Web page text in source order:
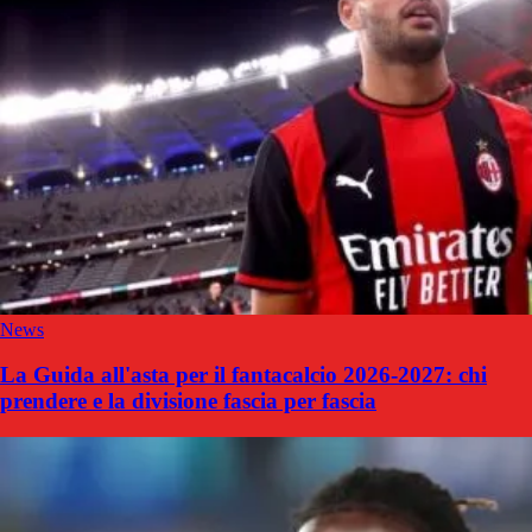
News
La Guida all'asta per il fantacalcio 2026-2027: chi
prendere e la divisione fascia per fascia